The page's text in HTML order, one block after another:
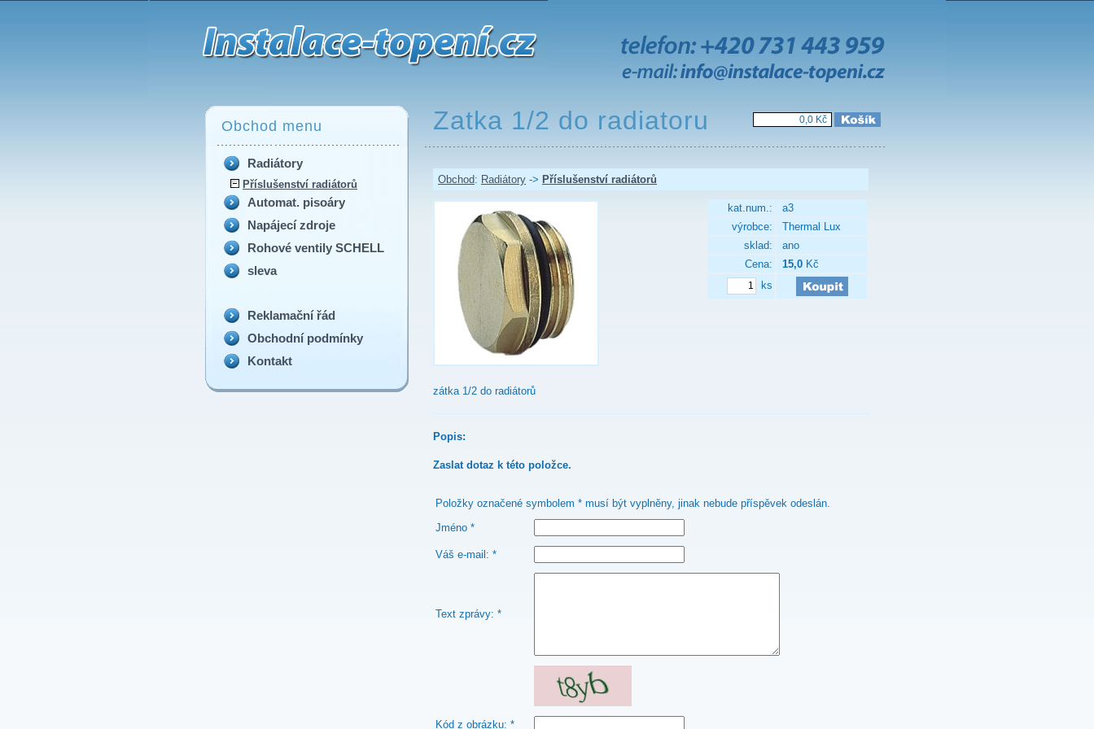
zátka 1/2 do radiátorů
0,0 Kč
Zatka 1/2 do radiatoru
Obchod: Radiátory -> Příslušenství radiátorů
kat.num.:
a3
výrobce:
Thermal Lux
sklad:
ano
Cena:
15,0 Kč
ks
zátka 1/2 do radiátorů
Popis:
Zaslat dotaz k této položce.
Položky označené symbolem * musí být vyplněny, jinak nebude příspěvek odeslán.
Jméno *
Váš e-mail: *
Text zprávy: *
Kód z obrázku: *
Obchod menu
Radiátory
Příslušenství radiátorů
Automat. pisoáry
Napájecí zdroje
Rohové ventily SCHELL
sleva
Reklamační řád
Obchodní podmínky
Kontakt